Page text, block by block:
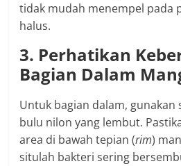
tidak mudah menempel pada
halus.
3. Perhatikan
Bagian Dalam
Untuk bagian dalam, gunakan
bulu nilon yang lembut.
area di bawah tepian (rim)
situlah bakteri sering